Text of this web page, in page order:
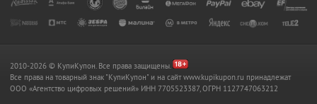
2010-2026 © КупиКупон. Все права защищены.
Все права на товарный знак "КупиКупон" и на сайт www.kupikupon.ru принадлежат
OOO «Агентство цифровых решений» ИНН 7705523387, ОГРН 1127747063212